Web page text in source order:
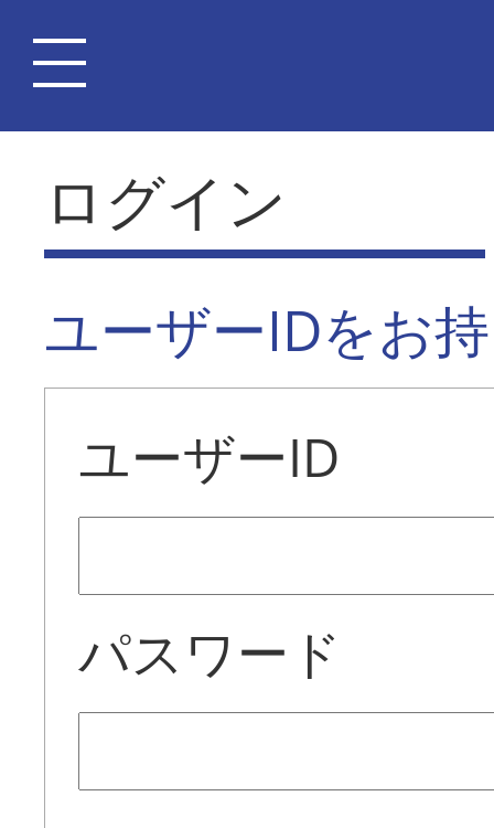
ログイン
ユーザーIDをお
ユーザーID
パスワード